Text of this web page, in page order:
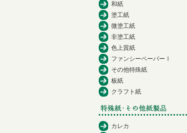
和紙
塗工紙
微塗工紙
非塗工紙
色上質紙
ファンシーペーパーⅠ
その他特殊紙
板紙
クラフト紙
カレカ